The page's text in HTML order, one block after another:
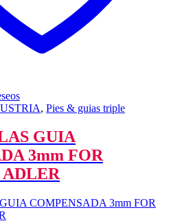
, Pies & guias triple
GUIA
3mm FOR
ADLER